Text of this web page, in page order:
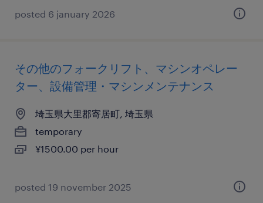
posted 6 january 2026
その他のフォークリフト、マシンオペレー
ター、設備管理・マシンメンテナンス
埼玉県大里郡寄居町, 埼玉県
temporary
¥1500.00 per hour
posted 19 november 2025